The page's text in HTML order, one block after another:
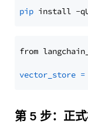
pip
from
vector_store =
第 5 步：正